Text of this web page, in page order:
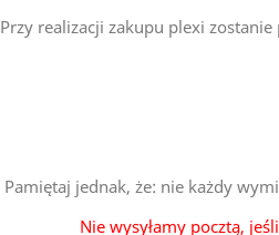
Przy realizacji zakupu plexi
Pamiętaj jednak, że: nie każdy
Nie wysyłamy pocztą,